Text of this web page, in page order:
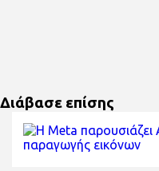
Διάβασε επίσης